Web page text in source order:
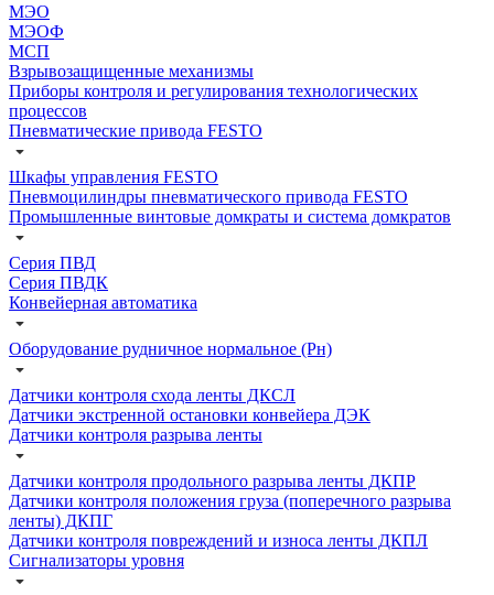
МЭО
МЭОФ
МСП
Взрывозащищенные механизмы
Приборы контроля и регулирования технологических
процессов
Пневматические привода FESTO
Шкафы управления FESTO
Пневмоцилиндры пневматического привода FESTO
Промышленные винтовые домкраты и система домкратов
Серия ПВД
Серия ПВДК
Конвейерная автоматика
Оборудование рудничное нормальное (Рн)
Датчики контроля схода ленты ДКСЛ
Датчики экстренной остановки конвейера ДЭК
Датчики контроля разрыва ленты
Датчики контроля продольного разрыва ленты ДКПР
Датчики контроля положения груза (поперечного разрыва
ленты) ДКПГ
Датчики контроля повреждений и износа ленты ДКПЛ
Сигнализаторы уровня